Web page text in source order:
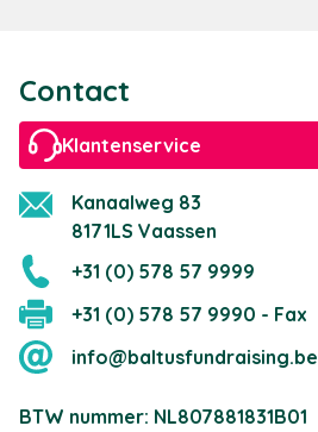
Contact
Klantenservice
Kanaalweg 83
8171LS Vaassen
+31 (0) 578 57 9999
+31 (0) 578 57 9990 - Fax
info@baltusfundraising.be
BTW nummer: NL807881831B01